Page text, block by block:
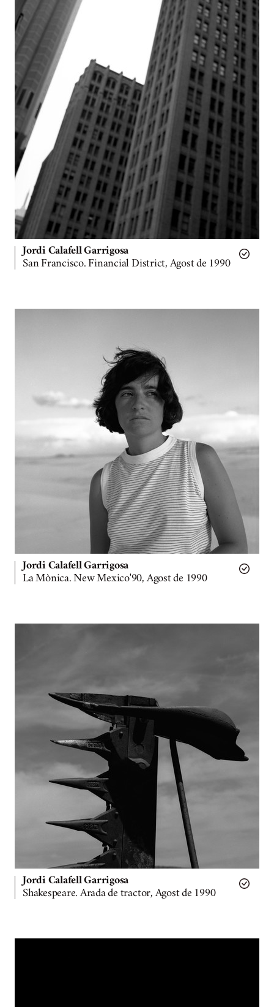
Jordi Calafell Garrigosa
San Francisco. Financial District, Agost de 1990
Jordi Calafell Garrigosa
La Mònica. New Mexico'90, Agost de 1990
Jordi Calafell Garrigosa
Shakespeare. Arada de tractor, Agost de 1990